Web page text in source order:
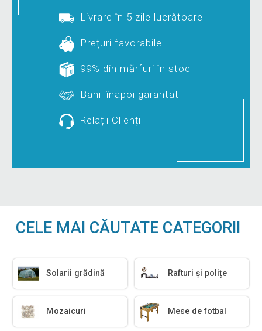
Livrare în 5 zile lucrătoare
Prețuri favorabile
99% din mărfuri în stoc
Banii înapoi garantat
Relații Clienți
CELE MAI CĂUTATE CATEGORII
Solarii grădină Rafturi și polițe
Mozaicuri Mese de fotbal